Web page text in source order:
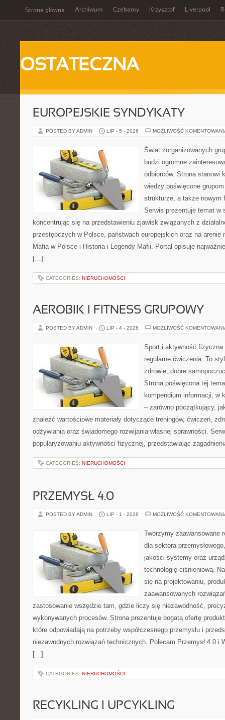
Strona główna Archiwum Czekamy Krzysztof Liverpool
OSTATECZNA
EUROPEJSKIE SYNDYKATY
POSTED BY ADMIN LIP - 5 - 2026 MOŻLIWOŚĆ
Świat zorganizowanych
budzi ogromne
odbiorców. Strona stanowi
wiedzy poświęcone
strukturze, a także nowym
Serwis prezentuje temat w
koncentrując się na przedstawieniu zjawisk związanych z
przestępczych w Polsce, państwach europejskich oraz na arenie
Mafia w Polsce i Historia i Legendy Mafii. Portal opisuje
[…]
CATEGORIES: NIERUCHOMOŚCI
AEROBIK I FITNESS GRUPOWY
POSTED BY ADMIN LIP - 4 - 2026 MOŻLIWOŚĆ
Sport i aktywność
regularne ćwiczenia. To
zdrowie, dobre
Strona poświęcona tej
kompendium informacji, w
– zarówno początkujący,
znaleźć wartościowe materiały dotyczące treningów, ćwiczeń,
odżywiania oraz świadomego rozwijania własnej sprawności.
popularyzowaniu aktywności fizycznej, przedstawiając
CATEGORIES: NIERUCHOMOŚCI
PRZEMYSŁ 4.0
POSTED BY ADMIN LIP - 1 - 2026 MOŻLIWOŚĆ
Tworzymy zaawansowane
dla sektora
jakości systemy oraz
technologię ciśnieniową.
się na projektowaniu,
zaawansowanych
zastosowanie wszędzie tam, gdzie liczy się niezawodność,
wykonywanych procesów. Strona prezentuje bogatą ofertę
które odpowiadają na potrzeby współczesnego przemysłu i
niezawodnych rozwiązań technicznych. Polecam Przemysł 4.0 i
[…]
CATEGORIES: NIERUCHOMOŚCI
RECYKLING I UPCYKLING